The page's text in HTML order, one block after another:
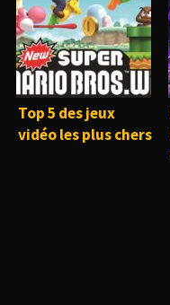
Top 5 des jeux
vidéo les plus chers